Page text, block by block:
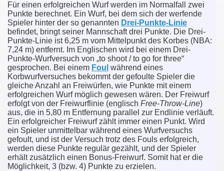
Für einen erfolgreichen Wurf werden im Normalfall zwei
Punkte berechnet. Ein Wurf, bei dem sich der werfende
Spieler hinter der so genannten Drei-Punkte-Linie
befindet, bringt seiner Mannschaft drei Punkte. Die Drei-
Punkte-Linie ist 6,25 m vom Mittelpunkt des Korbes (NBA:
7,24 m) entfernt. Im Englischen wird bei einem Drei-
Punkte-Wurfversuch von „to shoot / to go for three“
gesprochen. Bei einem Foul während eines
Korbwurfversuches bekommt der gefoulte Spieler die
gleiche Anzahl an Freiwürfen, wie Punkte mit einem
erfolgreichen Wurf möglich gewesen wären. Der Freiwurf
erfolgt von der Freiwurflinie (englisch Free-Throw-Line)
aus, die in 5,80 m Entfernung parallel zur Endlinie verläuft.
Ein erfolgreicher Freiwurf zählt immer einen Punkt. Wird
ein Spieler unmittelbar während eines Wurfversuchs
gefoult, und ist der Versuch trotz des Fouls erfolgreich,
werden diese Punkte regulär gezählt, und der Spieler
erhält zusätzlich einen Bonus-Freiwurf. Somit hat er die
Möglichkeit, 3 (bzw. 4) Punkte zu erzielen.